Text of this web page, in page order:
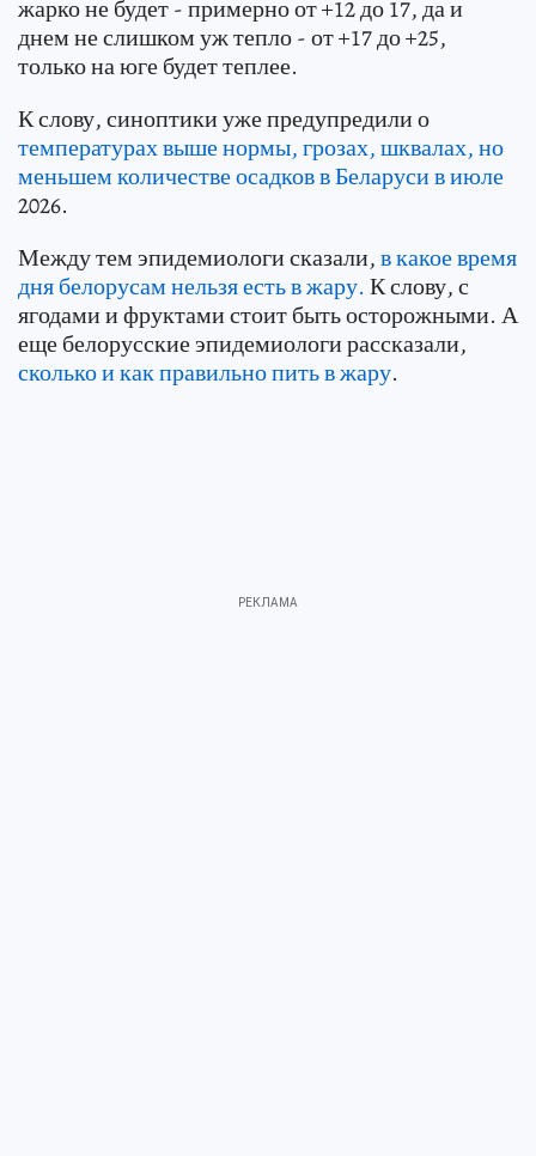
жарко не будет - примерно от +12 до 17, да и
днем не слишком уж тепло - от +17 до +25,
только на юге будет теплее.
К слову, синоптики уже предупредили о
температурах выше нормы, грозах, шквалах, но
меньшем количестве осадков в Беларуси в июле
2026.
Между тем эпидемиологи сказали,в какое время
дня белорусам нельзя есть в жару. К слову, с
ягодами и фруктами стоит быть осторожными. А
еще белорусские эпидемиологи рассказали,
сколько и как правильно пить в жару.